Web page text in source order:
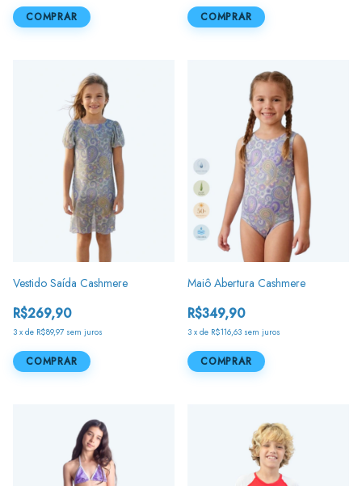
COMPRAR COMPRAR
Vestido Saída Cashmere
R$269,90
3 x de R$89,97 sem juros
COMPRAR
Maiô Abertura Cashmere
R$349,90
3 x de R$116,63 sem juros
COMPRAR